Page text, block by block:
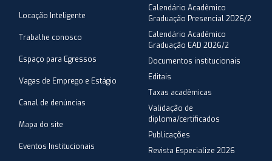
Locação Inteligente
Trabalhe conosco
Espaço para Egressos
Vagas de Emprego e Estágio
Canal de denúncias
Mapa do site
Eventos Institucionais
Calendário Acadêmico
Graduação Presencial 2026/2
Calendário Acadêmico
Graduação EAD 2026/2
Documentos institucionais
Editais
Taxas acadêmicas
Validação de
diploma/certificados
Publicações
Revista Especialize 2026